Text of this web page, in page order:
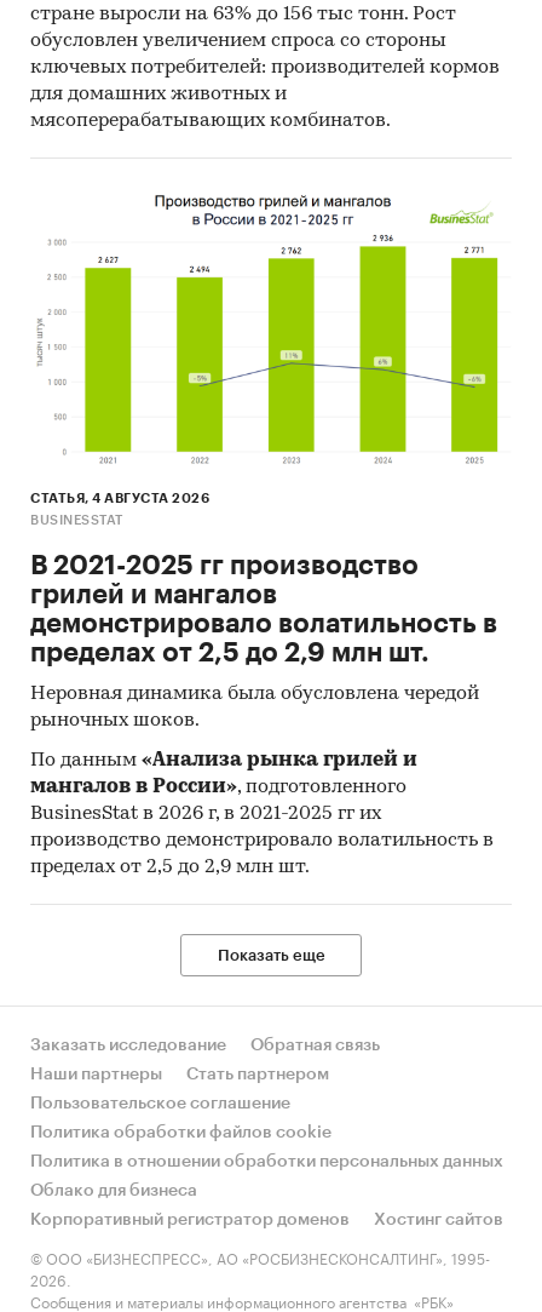
стране выросли на 63% до 156 тыс тонн. Рост
обусловлен увеличением спроса со стороны
ключевых потребителей: производителей кормов
для домашних животных и
мясоперерабатывающих комбинатов.
СТАТЬЯ, 4 АВГУСТА 2026
BUSINESSTAT
В 2021-2025 гг производство
грилей и мангалов
демонстрировало волатильность в
пределах от 2,5 до 2,9 млн шт.
Неровная динамика была обусловлена чередой
рыночных шоков.
По данным «Анализа рынка грилей и
мангалов в России», подготовленного
BusinesStat в 2026 г, в 2021-2025 гг их
производство демонстрировало волатильность в
пределах от 2,5 до 2,9 млн шт.
Показать еще
Заказать исследование
Обратная связь
Наши партнеры
Стать партнером
Пользовательское соглашение
Политика обработки файлов cookie
Политика в отношении обработки персональных данных
Облако для бизнеса
Корпоративный регистратор доменов
Хостинг сайтов
© ООО «БИЗНЕСПРЕСС», АО «РОСБИЗНЕСКОНСАЛТИНГ», 1995-
2026.
Сообщения и материалы информационного агентства «РБК»